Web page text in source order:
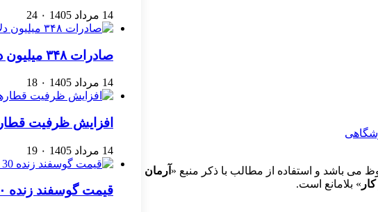
14 مرداد 1405 ۰ 24
صادرات ۳۴۸ میلیون دلاری زنجان| ‌کاهش ۱۷ درصدی واردات
14 مرداد 1405 ۰ 18
افزایش ظرفیت
14 مرداد 1405 ۰ 19
قیمت گوسفند زنده ۳۰ درصد کاهش یافت؛ گوشت ارزان نشد
باشد و استفاده از مطالب با ذکر منبع « آرمان
» بلامانع است.